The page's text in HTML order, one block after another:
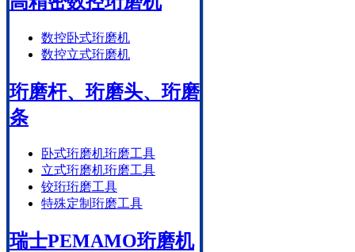
数控卧式珩磨机
数控立式珩磨机
珩磨杆、珩磨头、珩磨
条
卧式珩磨机珩磨工具
立式珩磨机珩磨工具
铰珩珩磨工具
特殊定制珩磨工具
瑞士PEMAMO珩磨机